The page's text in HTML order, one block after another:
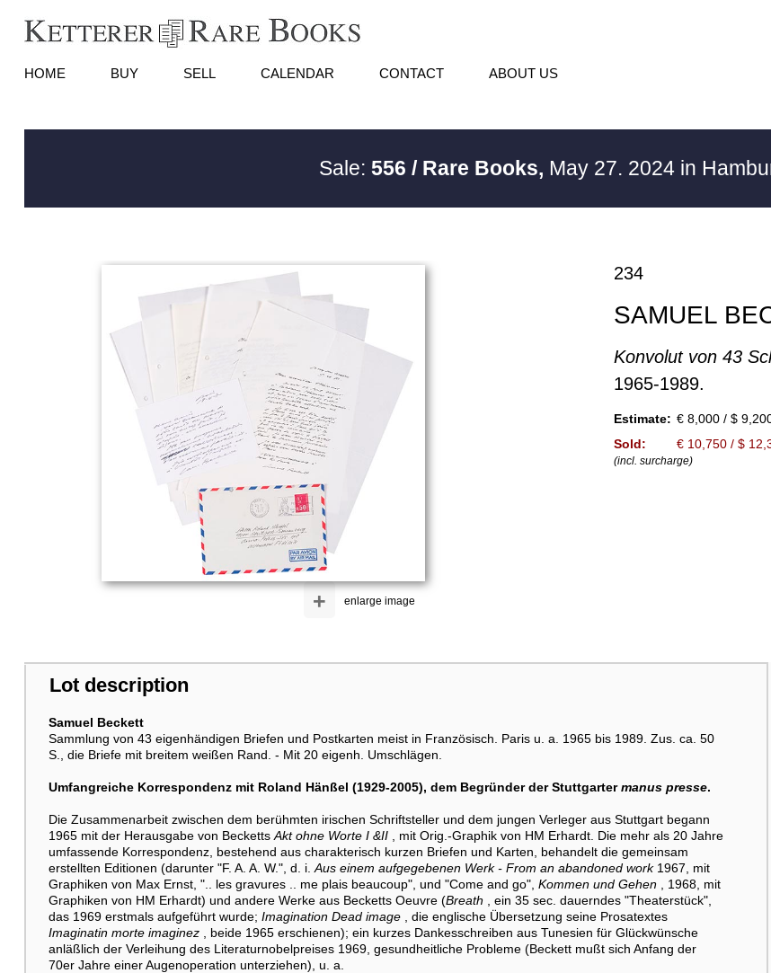
HOME BUY SELL CALENDAR CONTACT ABOUT US
Sale: 556 / Rare Books, May 27. 2024 in
enlarge image
+
234
SAMUEL
Konvolut von 43
1965-1989.
Estimate: € 8,000 / $
Sold:
€ 10,750 / $
(incl. surcharge)
Lot description
Samuel Beckett
Sammlung von 43 eigenhändigen Briefen und Postkarten meist in Französisch. Paris u. a. 1965 bis 1989. Zus. ca. 50
S., die Briefe mit breitem weißen Rand. - Mit 20 eigenh. Umschlägen.
Umfangreiche Korrespondenz mit Roland Hänßel (1929-2005), dem Begründer der Stuttgartermanus presse.
Die Zusammenarbeit zwischen dem berühmten irischen Schriftsteller und dem jungen Verleger aus Stuttgart begann
1965 mit der Herausgabe von Becketts Akt ohne Worte I &II, mit Orig.-Graphik von HM Erhardt. Die mehr als 20 Jahre
umfassende Korrespondenz, bestehend aus charakterisch kurzen Briefen und Karten, behandelt die gemeinsam
erstellten Editionen (darunter "F. A. A. W.", d. i. Aus einem aufgegebenen Werk - From an abandoned work1967, mit
Graphiken von Max Ernst, ".. les gravures .. me plais beaucoup", und "Come and go", Kommen und Gehen, 1968, mit
Graphiken von HM Erhardt) und andere Werke aus Becketts Oeuvre (Breath , ein 35 sec. dauerndes "Theaterstück",
das 1969 erstmals aufgeführt wurde; Imagination Dead image, die englische Übersetzung seine Prosatextes
Imaginatin morte imaginez, beide 1965 erschienen); ein kurzes Dankesschreiben aus Tunesien für Glückwünsche
anläßlich der Verleihung des Literaturnobelpreises 1969, gesundheitliche Probleme (Beckett mußt sich Anfang der
70er Jahre einer Augenoperation unterziehen), u. a.